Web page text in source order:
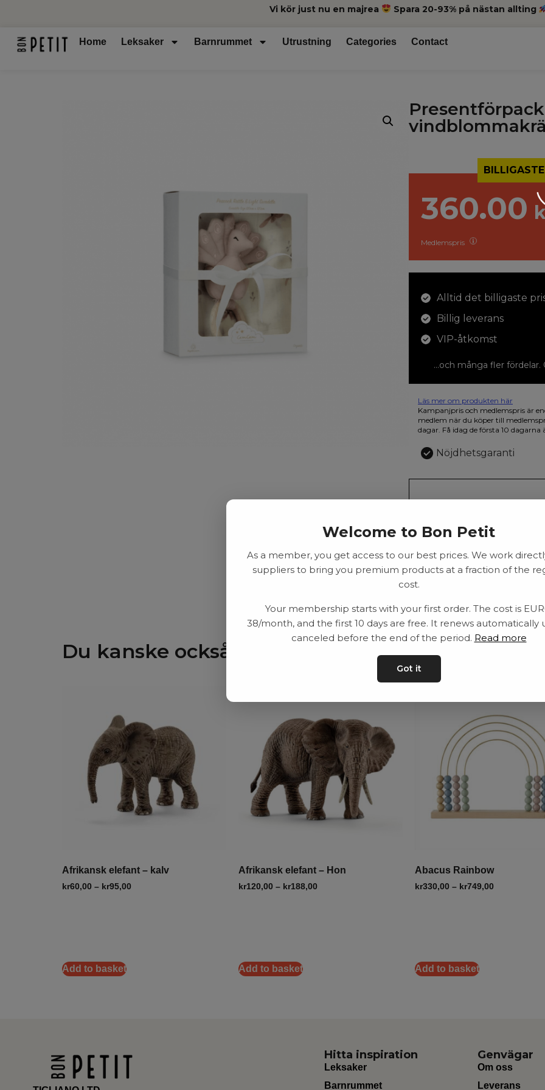
Vi kör just nu en majrea Spara 20-93% på nästan allting
Home Leksaker Barnrummet Utrustning Categories Contact
360.00
Medlemspris
Alltid det billigaste
Billig leverans
VIP-åtkomst
...och många fler
Läs mer om produkten här
12 färgpennor som du kan
den vackra askan finns fjärilar i
Kampanjpris och medlemspris är
medlem när du köper till
dagar. Få idag de första 10 dagarna
Nöjdhetsgaranti
Leveranstid: 2-10
Du kanske också gillar
Afrikansk elefant – kalv
kr60,00 – kr95,00
Add to basket
Afrikansk elefant – Hon
kr120,00 – kr188,00
Add to basket
Abacus Rainbow
kr330,00 – kr749,00
Add to basket
Hitta inspiration
Leksaker
Barnrummet
Genvägar
Om oss
Leverans
Welcome to Bon Petit
As a member, you get access to our best prices. We work
suppliers to bring you premium products at a fraction of the
cost.
Your membership starts with your first order. The cost is
38/month, and the first 10 days are free. It renews automatically
canceled before the end of the period. Read more
Got it